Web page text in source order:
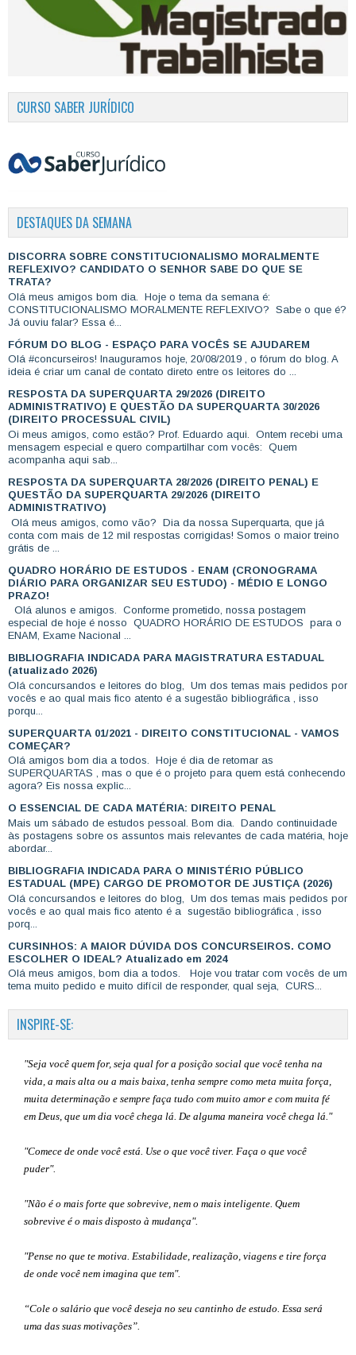
CURSO SABER JURÍDICO
DESTAQUES DA SEMANA
DISCORRA SOBRE CONSTITUCIONALISMO MORALMENTE
REFLEXIVO? CANDIDATO O SENHOR SABE DO QUE SE
TRATA?
Olá meus amigos bom dia. Hoje o tema da semana é:
CONSTITUCIONALISMO MORALMENTE REFLEXIVO? Sabe o que é?
Já ouviu falar? Essa é...
FÓRUM DO BLOG - ESPAÇO PARA VOCÊS SE AJUDAREM
Olá #concurseiros! Inauguramos hoje, 20/08/2019 , o fórum do blog. A
ideia é criar um canal de contato direto entre os leitores do ...
RESPOSTA DA SUPERQUARTA 29/2026 (DIREITO
ADMINISTRATIVO) E QUESTÃO DA SUPERQUARTA 30/2026
(DIREITO PROCESSUAL CIVIL)
Oi meus amigos, como estão? Prof. Eduardo aqui. Ontem recebi uma
mensagem especial e quero compartilhar com vocês: Quem
acompanha aqui sab...
RESPOSTA DA SUPERQUARTA 28/2026 (DIREITO PENAL) E
QUESTÃO DA SUPERQUARTA 29/2026 (DIREITO
ADMINISTRATIVO)
Olá meus amigos, como vão? Dia da nossa Superquarta, que já
conta com mais de 12 mil respostas corrigidas! Somos o maior treino
grátis de ...
QUADRO HORÁRIO DE ESTUDOS - ENAM (CRONOGRAMA
DIÁRIO PARA ORGANIZAR SEU ESTUDO) - MÉDIO E LONGO
PRAZO!
Olá alunos e amigos. Conforme prometido, nossa postagem
especial de hoje é nosso QUADRO HORÁRIO DE ESTUDOS para o
ENAM, Exame Nacional ...
BIBLIOGRAFIA INDICADA PARA MAGISTRATURA ESTADUAL
(atualizado 2026)
Olá concursandos e leitores do blog, Um dos temas mais pedidos por
vocês e ao qual mais fico atento é a sugestão bibliográfica , isso
porqu...
SUPERQUARTA 01/2021 - DIREITO CONSTITUCIONAL - VAMOS
COMEÇAR?
Olá amigos bom dia a todos. Hoje é dia de retomar as
SUPERQUARTAS , mas o que é o projeto para quem está conhecendo
agora? Eis nossa explic...
O ESSENCIAL DE CADA MATÉRIA: DIREITO PENAL
Mais um sábado de estudos pessoal. Bom dia. Dando continuidade
às postagens sobre os assuntos mais relevantes de cada matéria, hoje
abordar...
BIBLIOGRAFIA INDICADA PARA O MINISTÉRIO PÚBLICO
ESTADUAL (MPE) CARGO DE PROMOTOR DE JUSTIÇA (2026)
Olá concursandos e leitores do blog, Um dos temas mais pedidos por
vocês e ao qual mais fico atento é a sugestão bibliográfica , isso
porq...
CURSINHOS: A MAIOR DÚVIDA DOS CONCURSEIROS. COMO
ESCOLHER O IDEAL? Atualizado em 2024
Olá meus amigos, bom dia a todos. Hoje vou tratar com vocês de um
tema muito pedido e muito difícil de responder, qual seja, CURS...
INSPIRE-SE:
"Seja você quem for, seja qual for a posição social que você tenha na
vida, a mais alta ou a mais baixa, tenha sempre como meta muita força,
muita determinação e sempre faça tudo com muito amor e com muita fé
em Deus, que um dia você chega lá. De alguma maneira você chega lá."
"Comece de onde você está. Use o que você tiver. Faça o que você
puder".
"Não é o mais forte que sobrevive, nem o mais inteligente. Quem
sobrevive é o mais disposto à mudança".
"Pense no que te motiva. Estabilidade, realização, viagens e tire força
de onde você nem imagina que tem".
“Cole o salário que você deseja no seu cantinho de estudo. Essa será
uma das suas motivações”.